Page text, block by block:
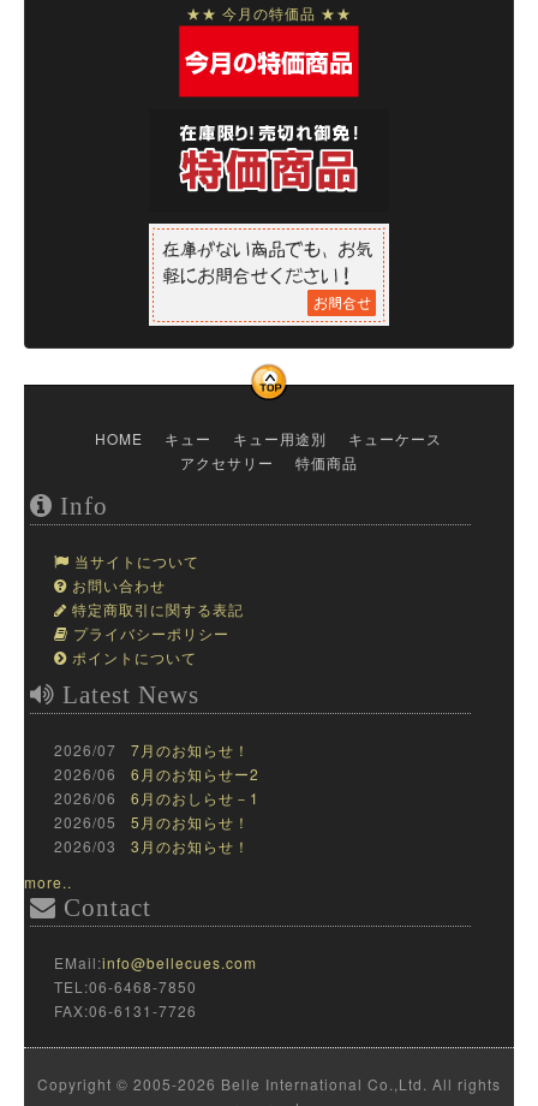
★★ 今月の特価品 ★★
HOME キュー キュー用途別
キューケース
アクセサリー
特価商品
Info
当サイトについて
お問い合わせ
特定商取引に関する表記
プライバシーポリシー
ポイントについて
Latest News
2026/07 7月のお知らせ！
2026/06 6月のお知らせー2
2026/06 6月のおしらせ－1
2026/05 5月のお知らせ！
2026/03 3月のお知らせ！
more..
Contact
EMail:info@bellecues.com
TEL:06-6468-7850
FAX:06-6131-7726
Copyright © 2005-2026 Belle International Co.,Ltd. All rights